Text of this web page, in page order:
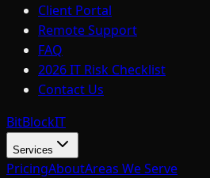
Client Portal
Remote Support
FAQ
2026 IT Risk Checklist
Contact Us
BitBlockIT
Services
PricingAboutAreas We Serve